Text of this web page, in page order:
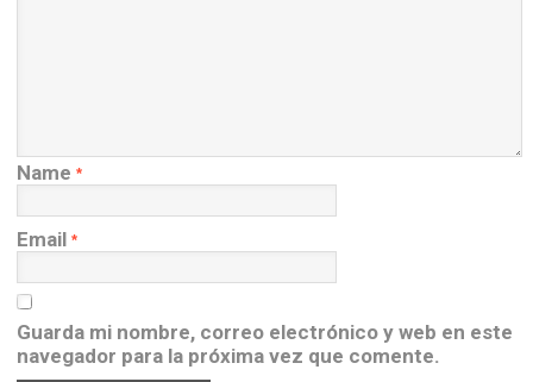
Name *
Email *
Guarda mi nombre, correo electrónico y web en este
navegador para la próxima vez que comente.